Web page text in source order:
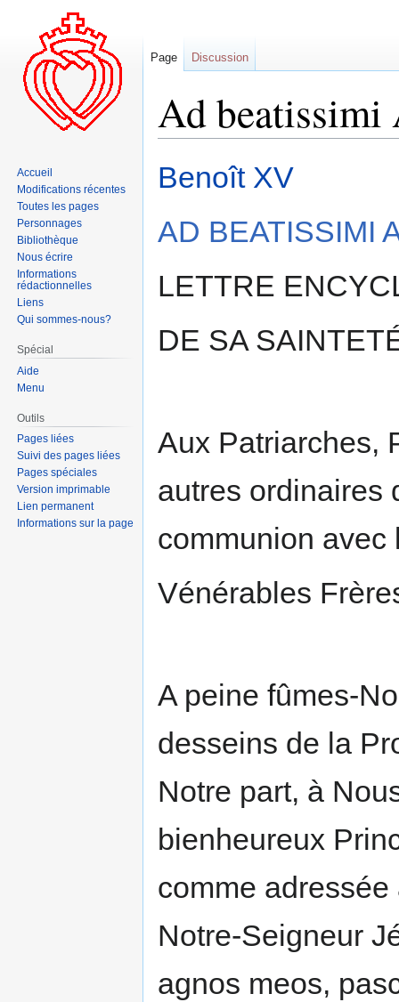
Ad
à
navigation
à
recherche
Benoît XV
AD BEATISSIMI
LETTRE
DE SA
Aux Patriarches,
autres ordinaires
communion avec
Vénérables
A peine fûmes-
desseins de la
Notre part, à
bienheureux
comme
Notre-Seigneur
agnos meos,
Page Discussion
Accueil
Modifications récentes
Toutes les pages
Personnages
Bibliothèque
Nous écrire
Informations
rédactionnelles
Liens
Qui sommes-nous?
Spécial
Aide
Menu
Outils
Pages liées
Suivi des pages liées
Pages spéciales
Version imprimable
Lien permanent
Informations sur la page